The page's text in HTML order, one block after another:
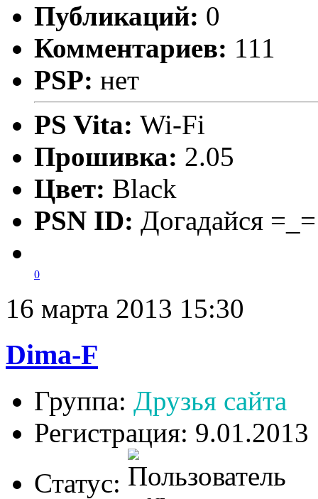
Публикаций: 0
Комментариев: 111
PSP: нет
PS Vita: Wi-Fi
Прошивка: 2.05
Цвет: Black
PSN ID: Догадайся =_=
0
16 марта 2013 15:30
Dima-F
Группа: Друзья сайта
Регистрация: 9.01.2013
Статус: